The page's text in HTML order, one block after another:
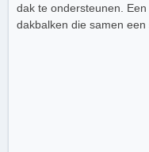
dak te ondersteunen.
dakbalken die samen